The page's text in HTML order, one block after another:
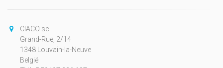
CIACO sc
Grand-Rue, 2/14
1348 Louvain-la-Neuve
België